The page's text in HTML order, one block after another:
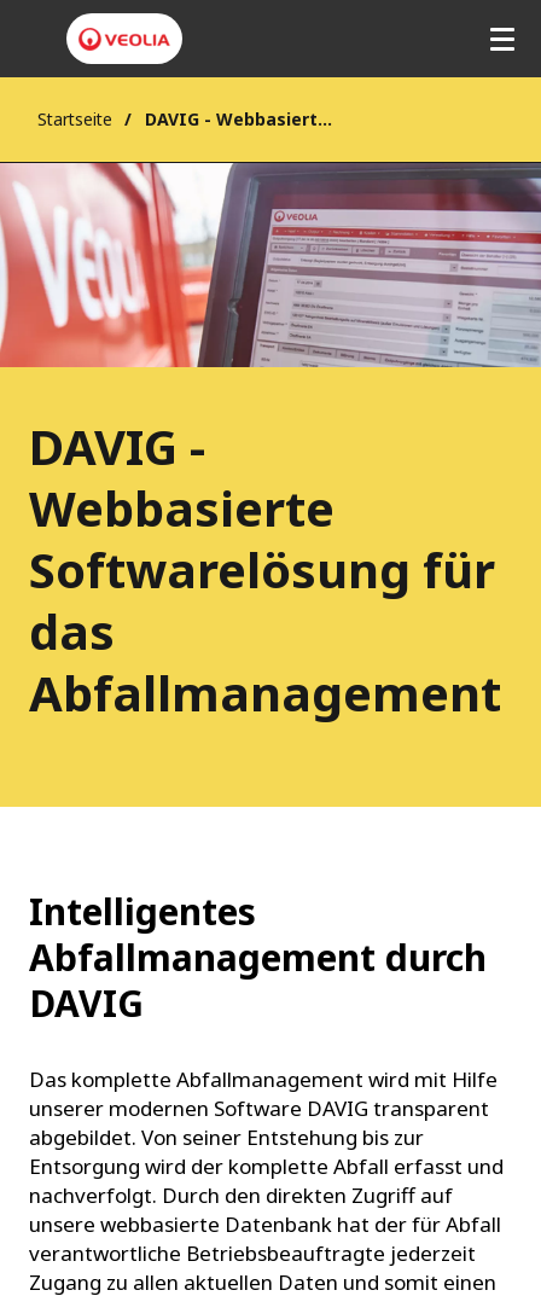
Startseite DAVIG - Webbasierte Softwarelösung für das Abfallmanagement
DAVIG -
Webbasierte
Softwarelösung für
das
Abfallmanagement
Intelligentes
Abfallmanagement durch
DAVIG
Das komplette Abfallmanagement wird mit Hilfe
unserer modernen Software DAVIG transparent
abgebildet. Von seiner Entstehung bis zur
Entsorgung wird der komplette Abfall erfasst und
nachverfolgt. Durch den direkten Zugriff auf
unsere webbasierte Datenbank hat der für Abfall
verantwortliche Betriebsbeauftragte jederzeit
Zugang zu allen aktuellen Daten und somit einen